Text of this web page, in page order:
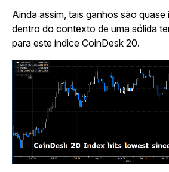
Ainda assim, tais ganhos são quase
dentro do contexto de uma sólida
para este índice CoinDesk 20.